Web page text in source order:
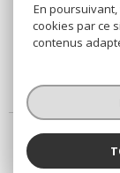
En
cookies par ce
contenus